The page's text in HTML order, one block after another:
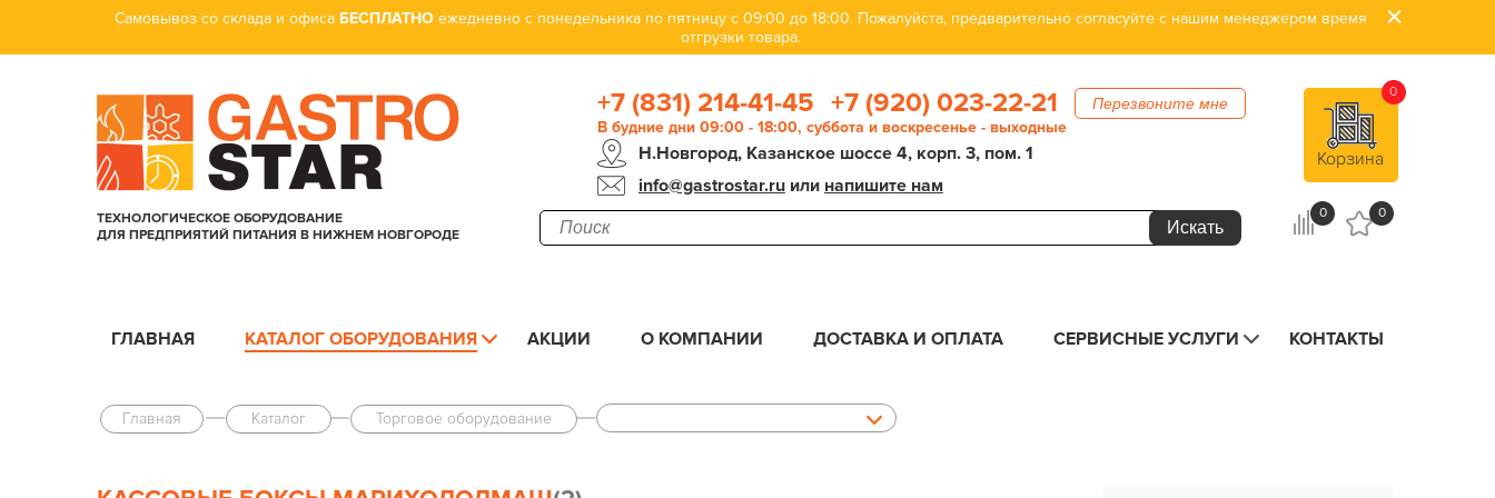
Самовывоз со склада и офиса БЕСПЛАТНО ежедневно с понедельника по пятницу с 09:00 до 18:00. Пожалуйста, предварительно согласуйте с нашим менеджером время
отгрузки товара.
ТЕХНОЛОГИЧЕСКОЕ ОБОРУДОВАНИЕ
ДЛЯ ПРЕДПРИЯТИЙ ПИТАНИЯ В НИЖНЕМ НОВГОРОДЕ
+7 (831) 214-41-45 +7 (920) 023-22-21 Перезвоните мне
В будние дни 09:00 - 18:00, суббота и воскресенье - выходные
Н.Новгород, Казанское шоссе 4, корп. 3, пом. 1
info@gastrostar.ruили напишите нам
Корзина
0
0 0
ГЛАВНАЯ КАТАЛОГ ОБОРУДОВАНИЯ АКЦИИ О КОМПАНИИ ДОСТАВКА И ОПЛАТА СЕРВИСНЫЕ УСЛУГИ КОНТАКТЫ
Главная Каталог Торговое оборудование